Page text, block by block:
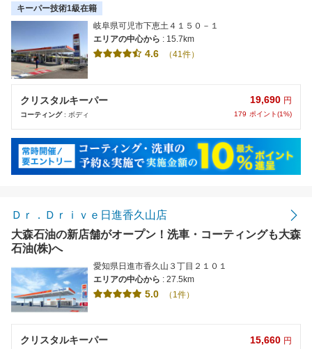
キーパー技術1級在籍
岐阜県可児市下恵土４１５０－１
エリアの中心から : 15.7km
4.6 （41件）
クリスタルキーパー
コーティング: ボディ
19,690 円
179 ポイント(1%)
Ｄｒ．Ｄｒｉｖｅ日進香久山店
大森石油の新店舗がオープン！洗車・コーティングも大森
石油(株)へ
愛知県日進市香久山３丁目２１０１
エリアの中心から : 27.5km
5.0 （1件）
クリスタルキーパー 15,660 円